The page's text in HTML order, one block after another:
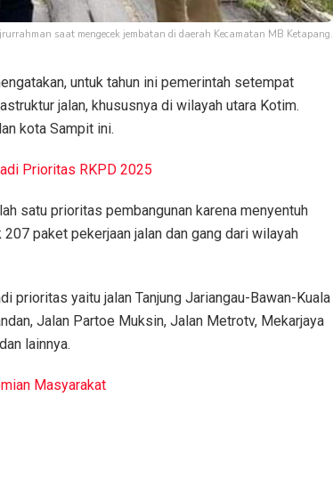
saat mengecek jembatan di daerah Kecamatan MB Ketapang.
untuk tahun ini pemerintah setempat
jalan, khususnya di wilayah utara Kotim.
kota Sampit ini.
Prioritas RKPD 2025
satu prioritas pembangunan karena menyentuh
paket pekerjaan jalan dan gang dari wilayah
prioritas yaitu jalan Tanjung Jariangau-Bawan-Kuala
Jalan Partoe Muksin, Jalan Metrotv, Mekarjaya
lainnya.
Masyarakat